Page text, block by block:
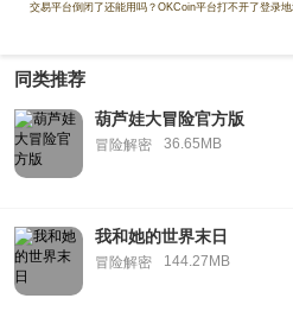
交易平台倒闭了还能用吗？OKCoin平台打不开了登录
同类推荐
葫芦娃大冒险官方版
冒险解密 36.65MB
我和她的世界末日
冒险解密 144.27MB